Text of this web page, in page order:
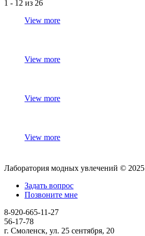
1 - 12 из 26
View more
View more
View more
View more
Лаборатория модных увлечений © 2025
Задать вопрос
Позвоните мне
8-920-665-11-27
56-17-78
г. Смоленск, ул. 25 сентября, 20